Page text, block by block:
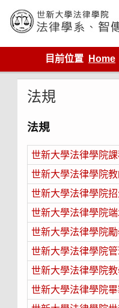
content
世新大學法律學院-法律
目前位置
Home
法規
法規
世新大學法律學院
世新大學法律學院
世新大學法律學院
世新大學法律學院
世新大學法律學院
世新大學法律學院
世新大學法律學院
世新大學法律學院